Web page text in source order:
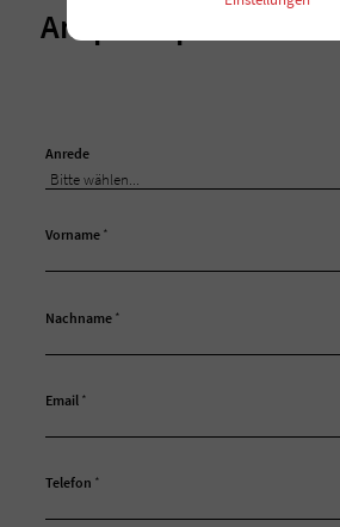
Ansprechpartner
Anrede
Vorname *
Nachname *
Email *
Telefon *